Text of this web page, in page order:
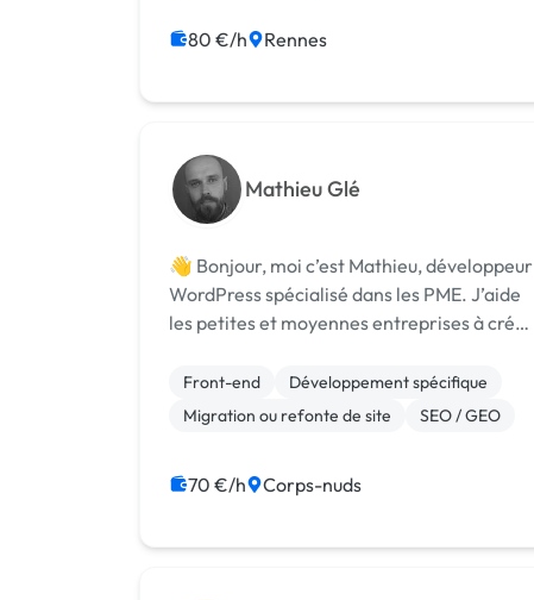
Migration ou refonte de site
80 €/h Rennes
Mathieu Glé
👋 Bonjour, moi c’est Mathieu, développeur
WordPress spécialisé dans les PME. J’aide
les petites et moyennes entreprises à créer
sites WordPress performants, optimisés
pour le SEO et conçus pour converti...
Front-end
Développement spécifique
Migration ou refonte de site
SEO / GEO
70 €/h Corps-nuds